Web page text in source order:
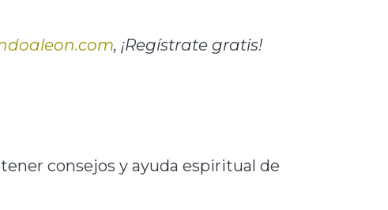
, ¡Regístrate gratis!
consejos y ayuda espiritual de